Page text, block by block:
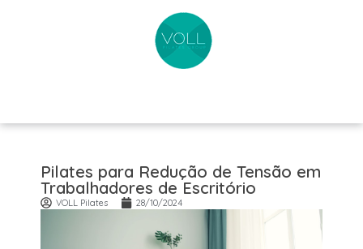
Pilates para Redução de Tensão em
Trabalhadores de Escritório
VOLL Pilates 28/10/2024